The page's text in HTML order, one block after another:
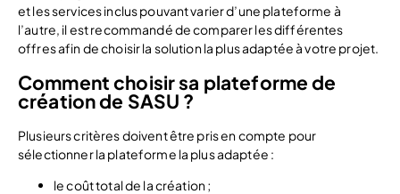
et les services inclus pouvant varier d’une plateforme à
l’autre, il est recommandé de comparer les différentes
offres afin de choisir la solution la plus adaptée à votre projet.
Comment choisir sa plateforme de
création de SASU ?
Plusieurs critères doivent être pris en compte pour
sélectionner la plateforme la plus adaptée :
le coût total de la création ;